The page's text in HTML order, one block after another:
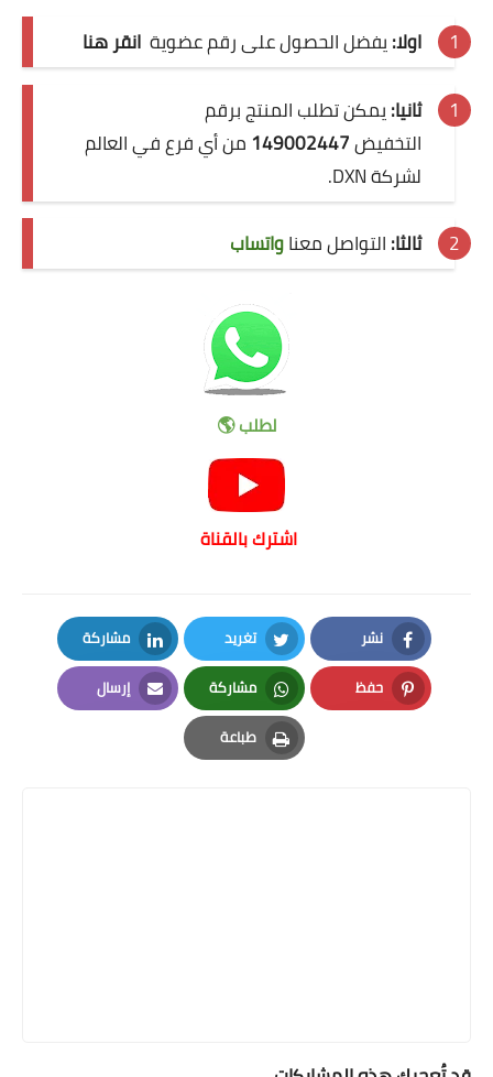
اولا:يفضل الحصول على رقم عضوية انقر هنا
ثانيا:يمكن تطلب المنتج برقم
التخفيض
من أي فرع في العالم
لشركة DXN.
ثالثا:التواصل معناواتساب
لطلب 🌎
اشترك بالقناة
نشر
Facebook
تغريد
Twitter
مشاركة
LinkedIn
حفظ
Pinterest
مشاركة
Whatsapp
إرسال
Email
طباعة
Print